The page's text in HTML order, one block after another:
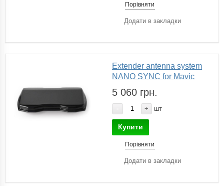
Порівняти
Додати в закладки
Extender antenna system
NANO SYNC for Mavic
5 060 грн.
- + шт
Купити
Порівняти
Додати в закладки